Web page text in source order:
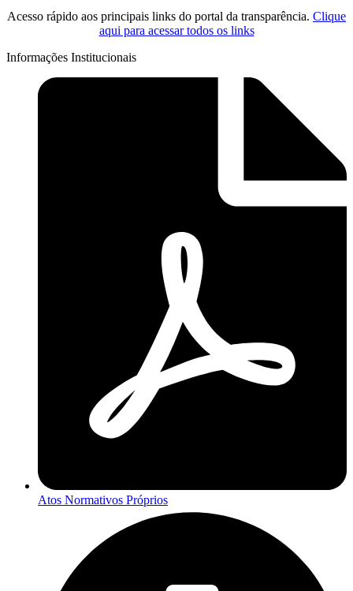
Acesso rápido aos principais links do portal da transparência. Clique
aqui para acessar todos os links
Informações Institucionais
Atos Normativos Próprios